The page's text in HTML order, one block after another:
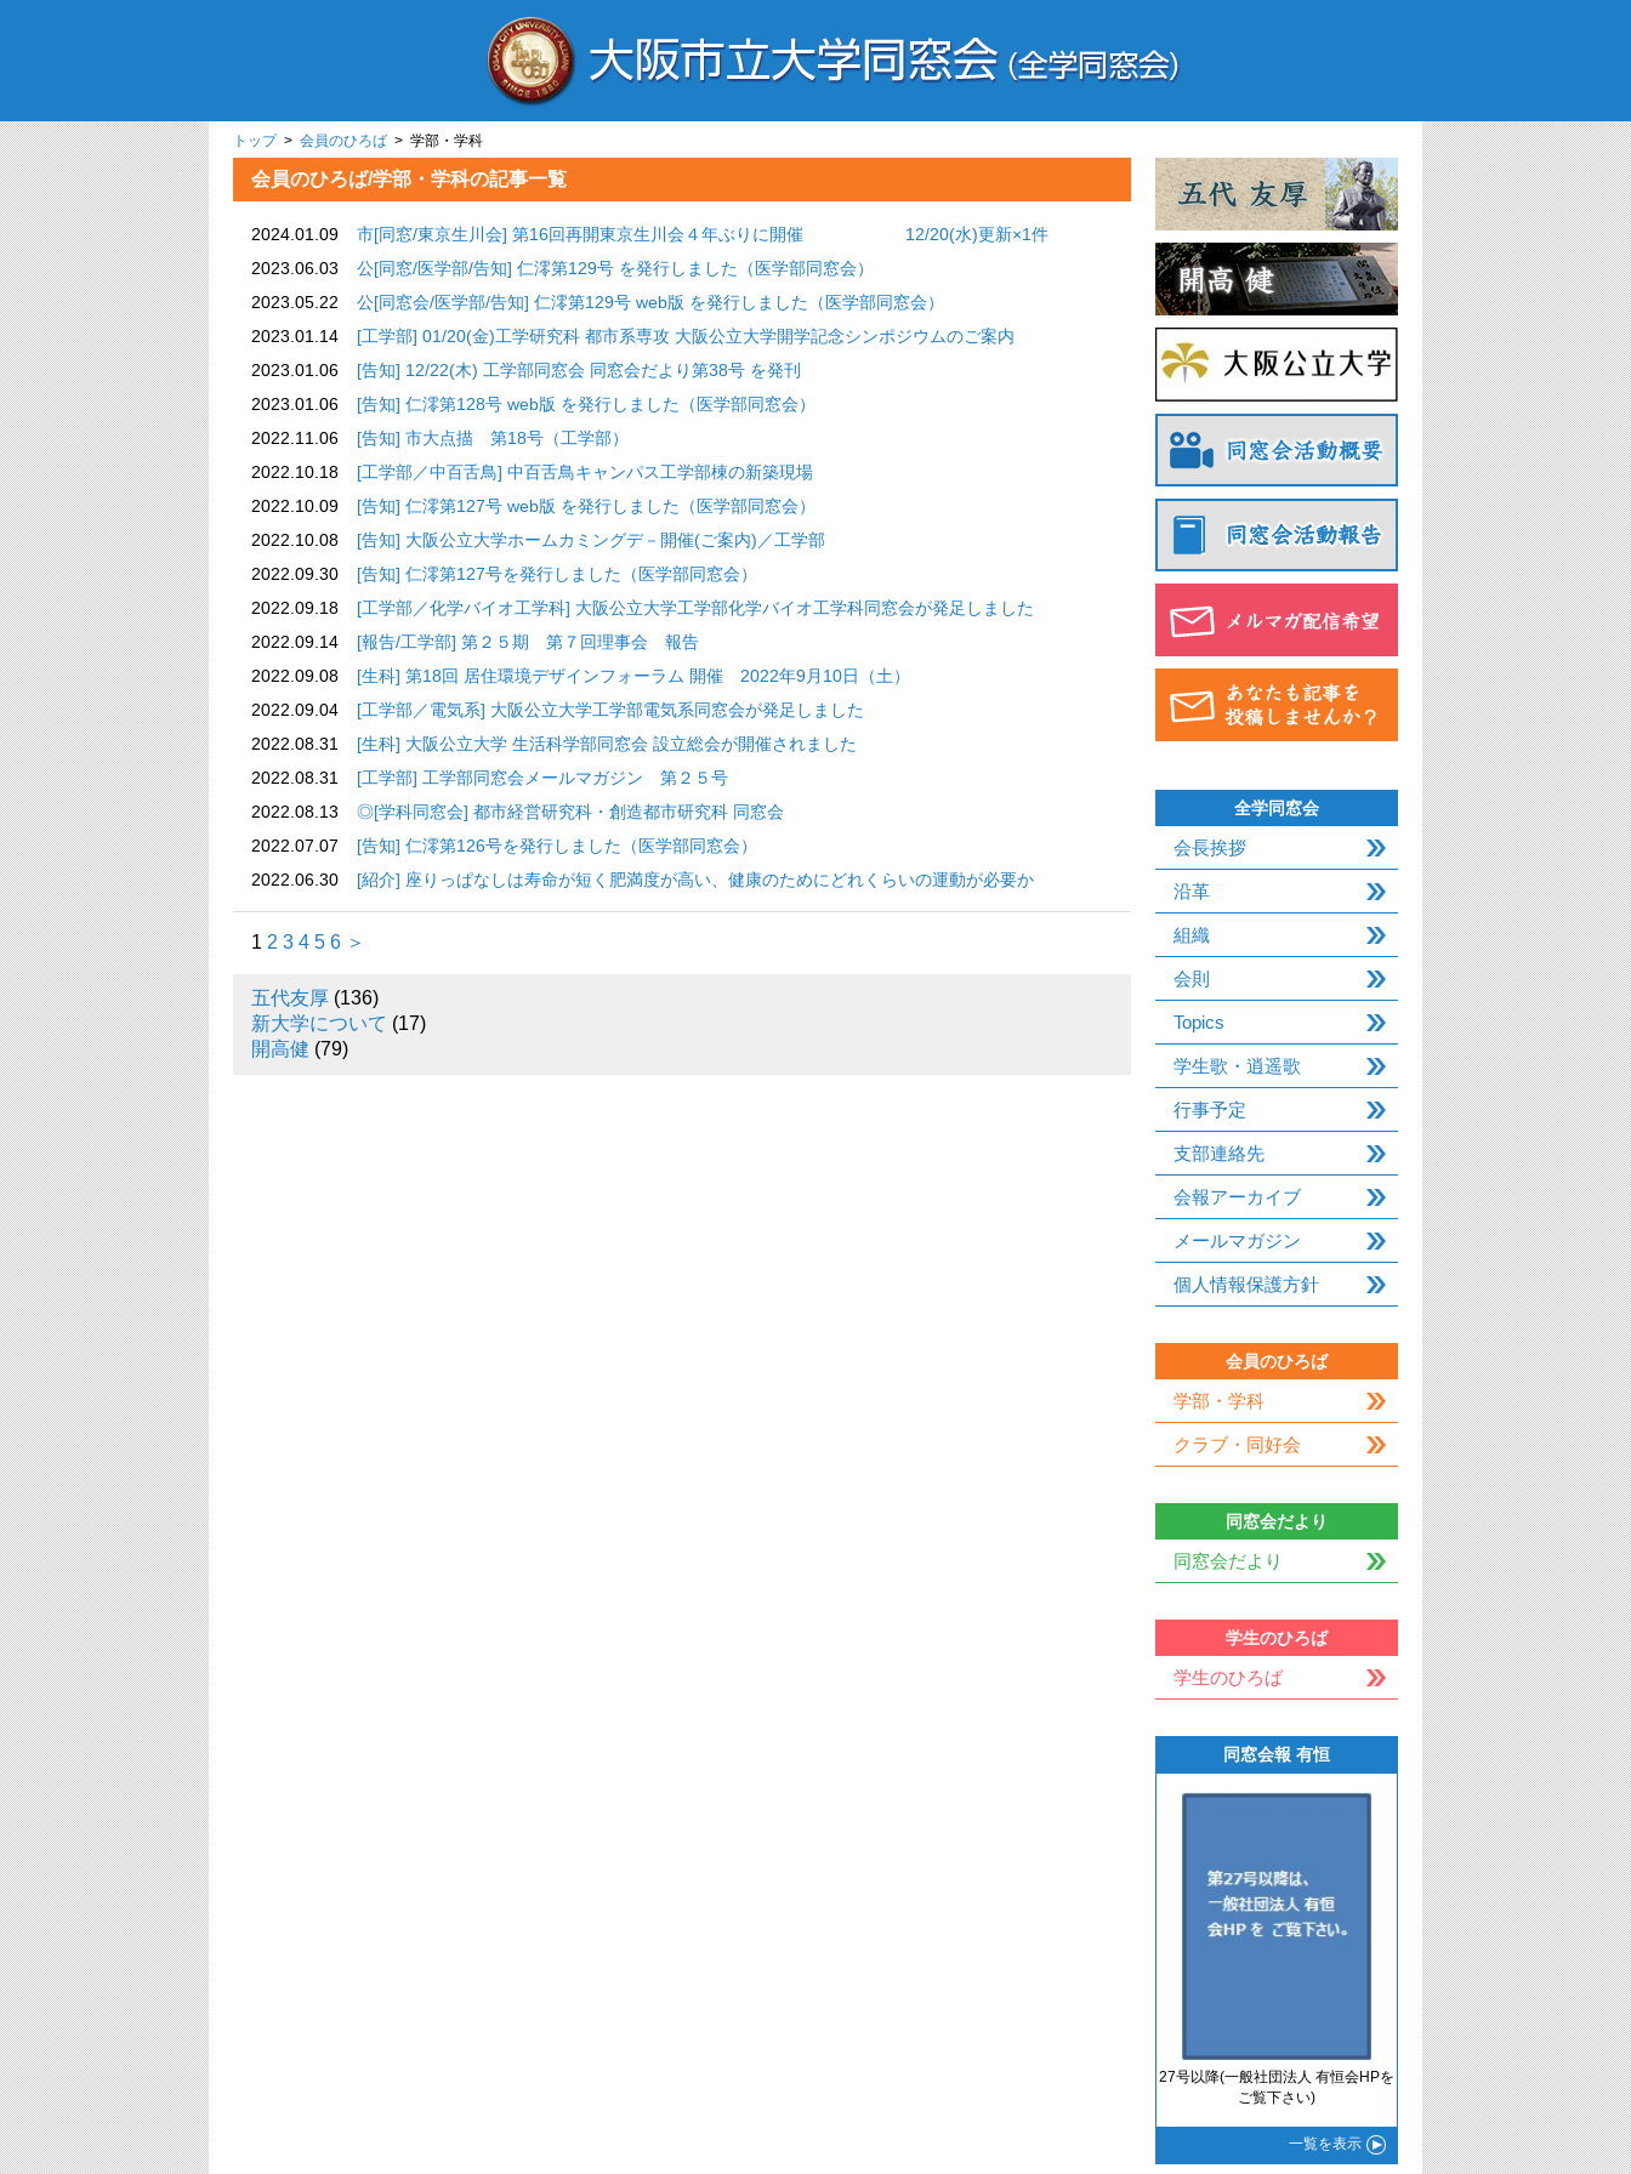
トップ> 会員のひろば > 学部・学科
会員のひろば/学部・学科の記事一覧
2024.01.09
市[同窓/東京生川会] 第16回再開東京生川会４年ぶりに開催 12/20(水)更新×1件
2023.06.03
公[同窓/医学部/告知] 仁澪第129号 を発行しました（医学部同窓会）
2023.05.22
公[同窓会/医学部/告知] 仁澪第129号 web版 を発行しました（医学部同窓会）
2023.01.14
[工学部] 01/20(金)工学研究科 都市系専攻 大阪公立大学開学記念シンポジウムのご案内
2023.01.06
[告知] 12/22(木) 工学部同窓会 同窓会だより第38号 を発刊
2023.01.06
[告知] 仁澪第128号 web版 を発行しました（医学部同窓会）
2022.11.06
[告知] 市大点描 第18号（工学部）
2022.10.18
[工学部／中百舌鳥] 中百舌鳥キャンパス工学部棟の新築現場
2022.10.09
[告知] 仁澪第127号 web版 を発行しました（医学部同窓会）
2022.10.08
[告知] 大阪公立大学ホームカミングデ－開催(ご案内)／工学部
2022.09.30
[告知] 仁澪第127号を発行しました（医学部同窓会）
2022.09.18
[工学部／化学バイオ工学科] 大阪公立大学工学部化学バイオ工学科同窓会が発足しました
2022.09.14
[報告/工学部] 第２５期 第７回理事会 報告
2022.09.08
[生科] 第18回 居住環境デザインフォーラム 開催 2022年9月10日（土）
2022.09.04
[工学部／電気系] 大阪公立大学工学部電気系同窓会が発足しました
2022.08.31
[生科] 大阪公立大学 生活科学部同窓会 設立総会が開催されました
2022.08.31
[工学部] 工学部同窓会メールマガジン 第２５号
2022.08.13
◎[学科同窓会] 都市経営研究科・創造都市研究科 同窓会
2022.07.07
[告知] 仁澪第126号を発行しました（医学部同窓会）
2022.06.30
[紹介] 座りっぱなしは寿命が短く肥満度が高い、健康のためにどれくらいの運動が必要か
1 2 3 4 5 6 ＞
五代友厚 (136)
新大学について (17)
開高健 (79)
全学同窓会
会長挨拶
沿革
組織
会則
Topics
学生歌・逍遥歌
行事予定
支部連絡先
会報アーカイブ
メールマガジン
個人情報保護方針
会員のひろば
学部・学科
クラブ・同好会
同窓会だより
同窓会だより
学生のひろば
学生のひろば
同窓会報 有恒
27号以降(一般社団法人 有恒会HPを
ご覧下さい)
一覧を表示